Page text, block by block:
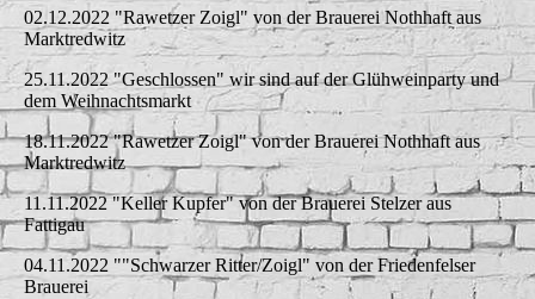
02.12.2022 "Rawetzer Zoigl" von der Brauerei Nothhaft aus
Marktredwitz
25.11.2022 "Geschlossen" wir sind auf der Glühweinparty und
dem Weihnachtsmarkt
18.11.2022 "Rawetzer Zoigl" von der Brauerei Nothhaft aus
Marktredwitz
11.11.2022 "Keller Kupfer" von der Brauerei Stelzer aus
Fattigau
04.11.2022 ""Schwarzer Ritter/Zoigl" von der Friedenfelser
Brauerei